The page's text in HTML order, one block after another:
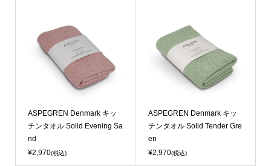
ASPEGREN Denmark キッ
チンタオル Solid Evening Sa
nd
¥2,970(税込)
ASPEGREN Denmark キッ
チンタオル Solid Tender Gre
en
¥2,970(税込)